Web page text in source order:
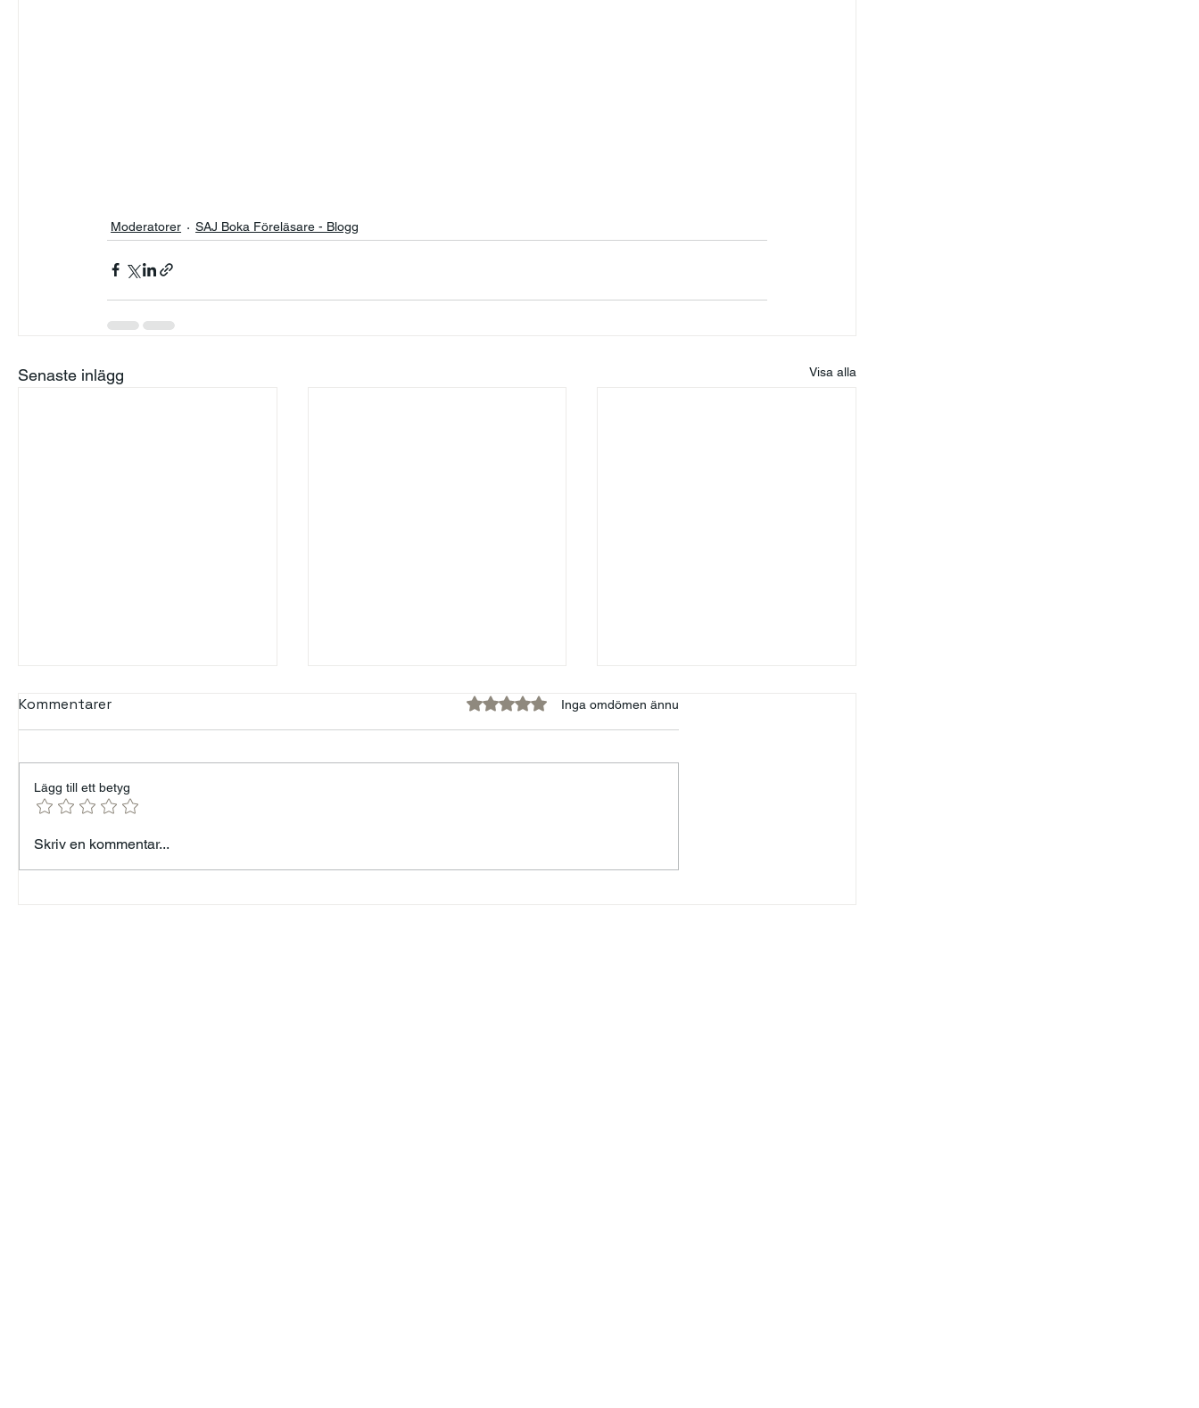
Moderatorer SAJ Boka Föreläsare - Blogg
Senaste inlägg Visa alla
FÖRELÄSARNA - EN
Kommentarer Betygsatt till 0 av 5 stjärnor.
Inga omdömen ännu
Lägg till ett betyg
Skriv en kommentar...